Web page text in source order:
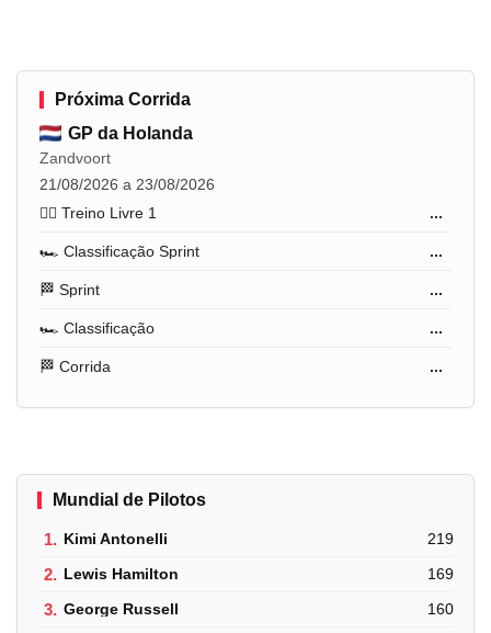
Próxima Corrida
GP da Holanda
Zandvoort
21/08/2026 a 23/08/2026
🏋️‍♂️ Treino Livre 1
...
🏎️ Classificação Sprint ...
🏁 Sprint ...
🏎️ Classificação ...
🏁 Corrida ...
Mundial de Pilotos
1. Kimi Antonelli 219
2. Lewis Hamilton 169
3. George Russell 160